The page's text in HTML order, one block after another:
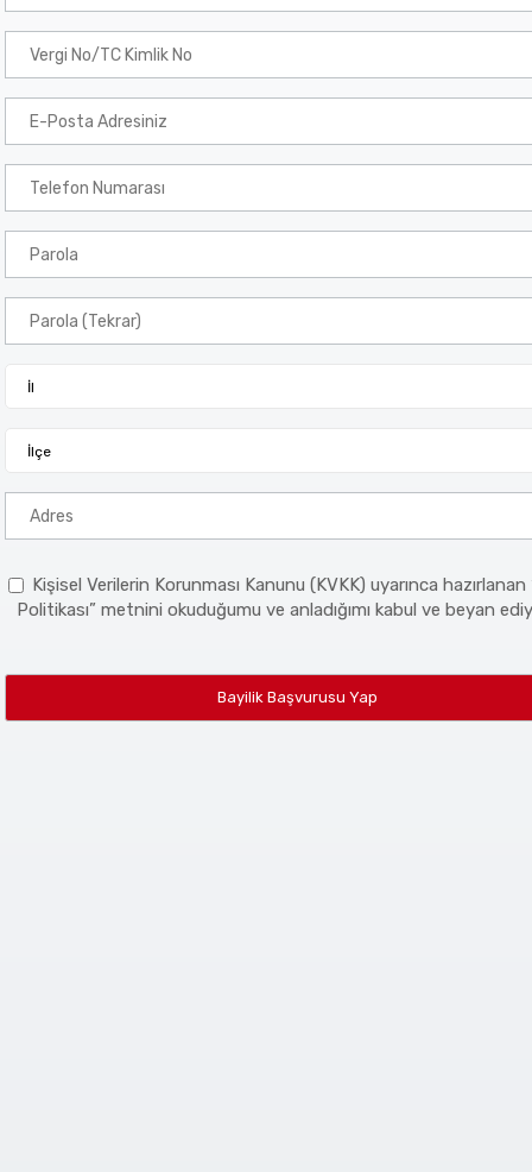
İl
İlçe
Kişisel Verilerin Korunması Kanunu (KVKK) uyarınca hazırlanan
Politikası” metnini okuduğumu ve anladığımı kabul ve beyan